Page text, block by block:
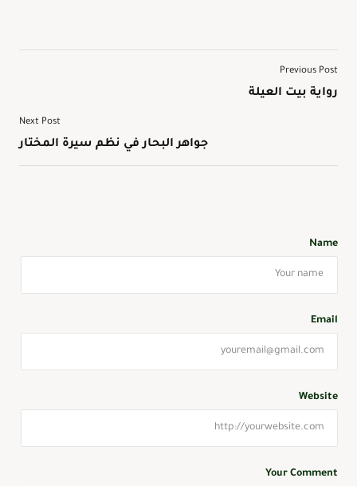
Previous Post
رواية بيت العيلة
Next Post
جواهر البحار في نظم سيرة المختار
Your Comment
Name
Email
Website